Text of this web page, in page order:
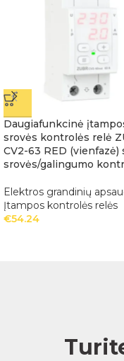
Daugiafunkcinė
srovės kontrolės relė
CV2-63 RED (vienfazė)
srovės/galingumo
Elektros grandinių
Įtampos kontrolės relės
€54.24